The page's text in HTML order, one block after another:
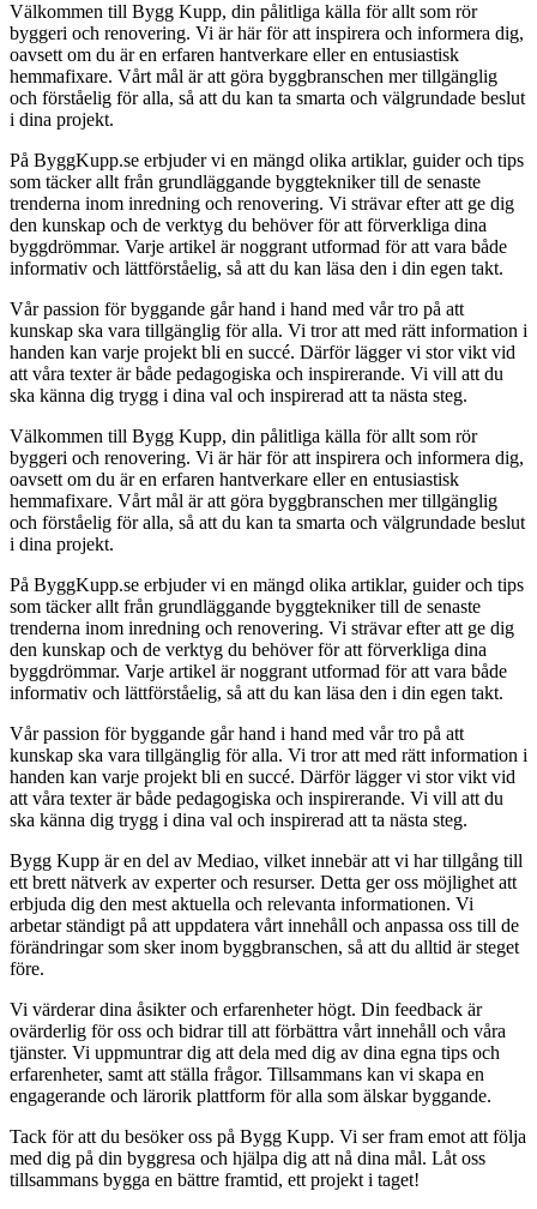
Välkommen till Bygg Kupp, din pålitliga källa för allt som rör
byggeri och renovering. Vi är här för att inspirera och informera dig,
oavsett om du är en erfaren hantverkare eller en entusiastisk
hemmafixare. Vårt mål är att göra byggbranschen mer tillgänglig
och förståelig för alla, så att du kan ta smarta och välgrundade beslut
i dina projekt.
På ByggKupp.se erbjuder vi en mängd olika artiklar, guider och tips
som täcker allt från grundläggande byggtekniker till de senaste
trenderna inom inredning och renovering. Vi strävar efter att ge dig
den kunskap och de verktyg du behöver för att förverkliga dina
byggdrömmar. Varje artikel är noggrant utformad för att vara både
informativ och lättförståelig, så att du kan läsa den i din egen takt.
Vår passion för byggande går hand i hand med vår tro på att
kunskap ska vara tillgänglig för alla. Vi tror att med rätt information i
handen kan varje projekt bli en succé. Därför lägger vi stor vikt vid
att våra texter är både pedagogiska och inspirerande. Vi vill att du
ska känna dig trygg i dina val och inspirerad att ta nästa steg.
Välkommen till Bygg Kupp, din pålitliga källa för allt som rör
byggeri och renovering. Vi är här för att inspirera och informera dig,
oavsett om du är en erfaren hantverkare eller en entusiastisk
hemmafixare. Vårt mål är att göra byggbranschen mer tillgänglig
och förståelig för alla, så att du kan ta smarta och välgrundade beslut
i dina projekt.
På ByggKupp.se erbjuder vi en mängd olika artiklar, guider och tips
som täcker allt från grundläggande byggtekniker till de senaste
trenderna inom inredning och renovering. Vi strävar efter att ge dig
den kunskap och de verktyg du behöver för att förverkliga dina
byggdrömmar. Varje artikel är noggrant utformad för att vara både
informativ och lättförståelig, så att du kan läsa den i din egen takt.
Vår passion för byggande går hand i hand med vår tro på att
kunskap ska vara tillgänglig för alla. Vi tror att med rätt information i
handen kan varje projekt bli en succé. Därför lägger vi stor vikt vid
att våra texter är både pedagogiska och inspirerande. Vi vill att du
ska känna dig trygg i dina val och inspirerad att ta nästa steg.
Bygg Kupp är en del av Mediao, vilket innebär att vi har tillgång till
ett brett nätverk av experter och resurser. Detta ger oss möjlighet att
erbjuda dig den mest aktuella och relevanta informationen. Vi
arbetar ständigt på att uppdatera vårt innehåll och anpassa oss till de
förändringar som sker inom byggbranschen, så att du alltid är steget
före.
Vi värderar dina åsikter och erfarenheter högt. Din feedback är
ovärderlig för oss och bidrar till att förbättra vårt innehåll och våra
tjänster. Vi uppmuntrar dig att dela med dig av dina egna tips och
erfarenheter, samt att ställa frågor. Tillsammans kan vi skapa en
engagerande och lärorik plattform för alla som älskar byggande.
Tack för att du besöker oss på Bygg Kupp. Vi ser fram emot att följa
med dig på din byggresa och hjälpa dig att nå dina mål. Låt oss
tillsammans bygga en bättre framtid, ett projekt i taget!